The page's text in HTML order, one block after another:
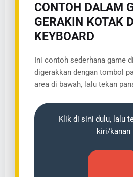
CONTOH DALAM
GERAKIN KOTAK
KEYBOARD
Ini contoh sederhana game
digerakkan dengan tombol
area di bawah, lalu tekan
Klik di sini dulu, lalu
kiri/kanan